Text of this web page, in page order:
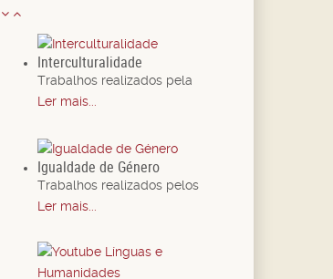
Interculturalidade
Trabalhos realizados pela
Ler mais...
Igualdade de Género
Trabalhos realizados pelos
Ler mais...